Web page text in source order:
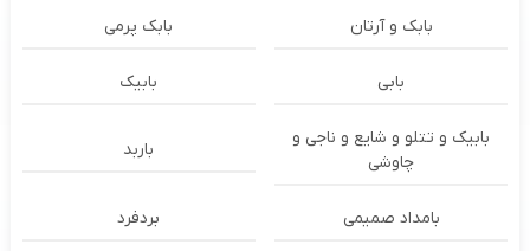
بابک و آرتان بابک پرمی
بابی بابیک
بابیک و تتلو و شایع و ناجی و
چاوشی
باربد
بامداد صمیمی بردفرد